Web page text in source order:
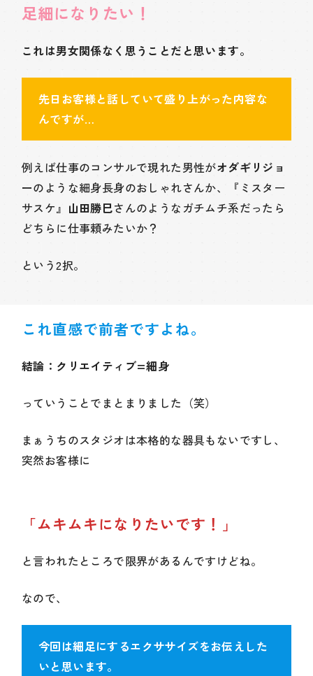
足細になりたい！
これは男女関係なく思うことだと思います。
先日お客様と話していて盛り上がった内容な
んですが…
例えば仕事のコンサルで現れた男性がオダギリジョ
ーのような細身長身のおしゃれさんか、『ミスター
サスケ』 山田勝巳さんのようなガチムチ系だったら
どちらに仕事頼みたいか？
という2択。
これ直感で前者ですよね。
結論：クリエイティブ=細身
っていうことでまとまりました（笑）
まぁうちのスタジオは本格的な器具もないですし、
突然お客様に
「ムキムキになりたいです！」
と言われたところで限界があるんですけどね。
なので、
今回は細足にするエクササイズをお伝えした
いと思います。